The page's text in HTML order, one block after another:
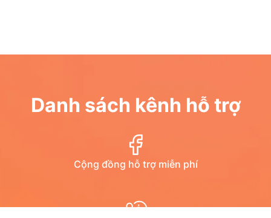
Danh sách kênh hỗ trợ
Cộng đồng hỗ trợ miễn phí